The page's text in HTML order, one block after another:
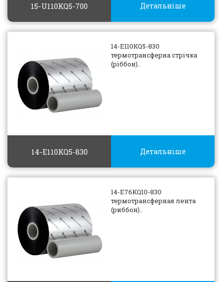
15-U110KQ5-700 Детальніше
14-E110KQ5-830
14-E110KQ5-830
термотрансферна стрічка
(ріббон)..
Детальніше
14-E76KQ10-830
термотрансферная лента
(риббон)..